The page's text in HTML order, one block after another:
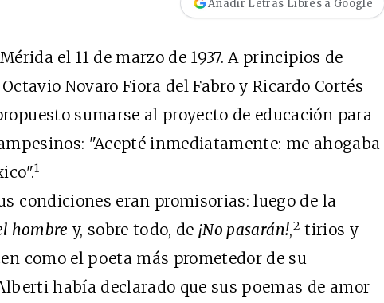
Añadir Letras Libres a Google
el 11 de marzo de 1937. A principios de
Novaro Fiora del Fabro y Ricardo Cortés
sumarse al proyecto de educación para
"Acepté inmediatamente: me ahogaba
1
condiciones eran promisorias: luego de la
hombre y, sobre todo, de¡No pasarán!,2 tirios y
como el poeta más prometedor de su
había declarado que sus poemas de amor
Cine desde los márgenes
EDICIÓN MÉXICO
SUSCRÍBETE